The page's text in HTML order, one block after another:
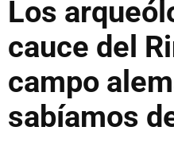
Los
cauce del
campo
sabíamos